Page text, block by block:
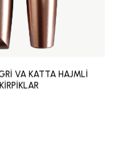
VA KATTA HAJMLİ
KİRPİKLAR